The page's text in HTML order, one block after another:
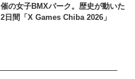
催の女子BMXパーク。歴史が動いた
2日間「X Games Chiba 2026」